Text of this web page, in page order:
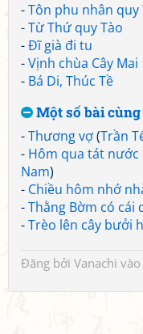
-Tôn phu nhân quy
-Từ Thứ quy Tào
-Đĩ già đi tu
-Vịnh chùa Cây Mai
- Bá Di, Thúc Tề
Một số bài
-Thương vợ(Trần
- Hôm qua tát nước
Nam)
- Chiều hôm nhớ
-Thằng Bờm có cái
-Trèo lên cây bưởi
Đăng bởi Vanachi